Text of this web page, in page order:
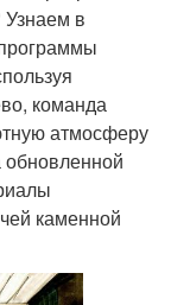
в
команда
атмосферу
обновленной
каменной